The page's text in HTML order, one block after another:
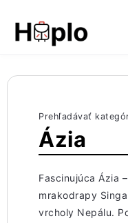
Prehľadávať
Ázia
Fascinujúca Ázia
mrakodrapy
vrcholy Nepálu.